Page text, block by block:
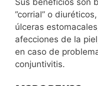
”corrial” o
úlceras
afecciones de la
en caso de
conjuntivitis.